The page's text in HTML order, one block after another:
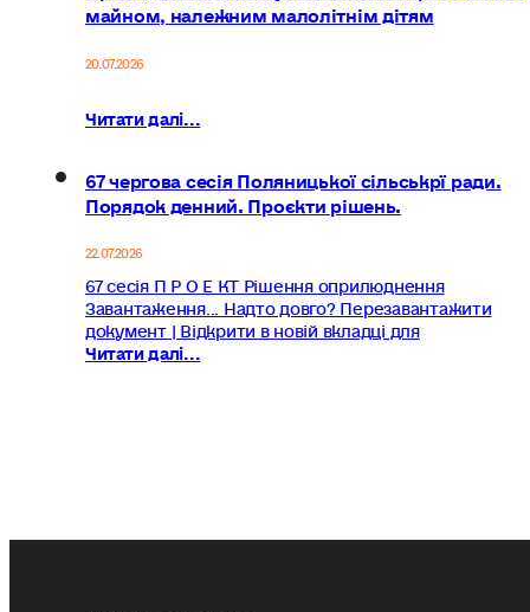
майном, належним малолітнім дітям
20.07.2026
Читати далі...
67 чергова сесія Поляницької сільськрї ради.
Порядок денний. Проєкти рішень.
22.07.2026
67 сесія П Р О Е КТ Рішення оприлюднення
Завантаження... Надто довго? Перезавантажити
документ | Відкрити в новій вкладці для
Читати далі...